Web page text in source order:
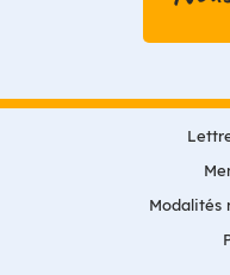
Modalités